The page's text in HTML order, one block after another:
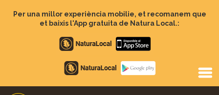
Per una millor experiència mobilie, et recomanem que
et baixis l'App gratuita de Natura Local.:
Apple
store
Google
Play